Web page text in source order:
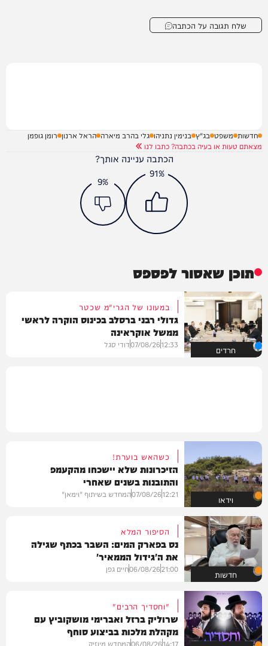
שלח תגובה על הכתבה
חדשות משפט בג"ץ בנימין נתניהו גלי בהרב מיארה הראל ארנון רומן גופמן
מצאתם טעות או בעיה בכתבה? כתבו לנו
הכתבה עניינה אותך?
91%
9%
תוכן שאסור לפספס
חרדים
במעונו של הגרי"מ שכטר
גדולי רבני ברסלב בכינוס הוקרה לראשי
ממשל אוקראינה
12:33
07/08/26דודי סגל
וידאו
כשהאש בוערת!
הזיכרונות שלא יישכחו מהקעמפ
והתובנות בשנים שאחרי
12:21
07/08/26המחדש בשיתוף "וימאן"
חדשות
הסיפור המלא
נס בפארק המים: השבר בכתף שגילה
את ה'גידול הממאיר'
21:00
06/08/26חיים גפן
"וחסדיך הרבים"
שרוליק ברזל ואברימי מושקוביץ עם
מקהלת מלכות בביצוע סוחף
14:17
06/08/26המחדש מיוזיק